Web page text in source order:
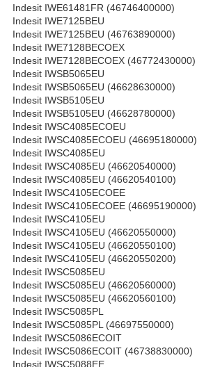
Indesit IWE61481FR (46746400000)
Indesit IWE7125BEU
Indesit IWE7125BEU (46763890000)
Indesit IWE7128BECOEX
Indesit IWE7128BECOEX (46772430000)
Indesit IWSB5065EU
Indesit IWSB5065EU (46628630000)
Indesit IWSB5105EU
Indesit IWSB5105EU (46628780000)
Indesit IWSC4085ECOEU
Indesit IWSC4085ECOEU (46695180000)
Indesit IWSC4085EU
Indesit IWSC4085EU (46620540000)
Indesit IWSC4085EU (46620540100)
Indesit IWSC4105ECOEE
Indesit IWSC4105ECOEE (46695190000)
Indesit IWSC4105EU
Indesit IWSC4105EU (46620550000)
Indesit IWSC4105EU (46620550100)
Indesit IWSC4105EU (46620550200)
Indesit IWSC5085EU
Indesit IWSC5085EU (46620560000)
Indesit IWSC5085EU (46620560100)
Indesit IWSC5085PL
Indesit IWSC5085PL (46697550000)
Indesit IWSC5086ECOIT
Indesit IWSC5086ECOIT (46738830000)
Indesit IWSC5088EE